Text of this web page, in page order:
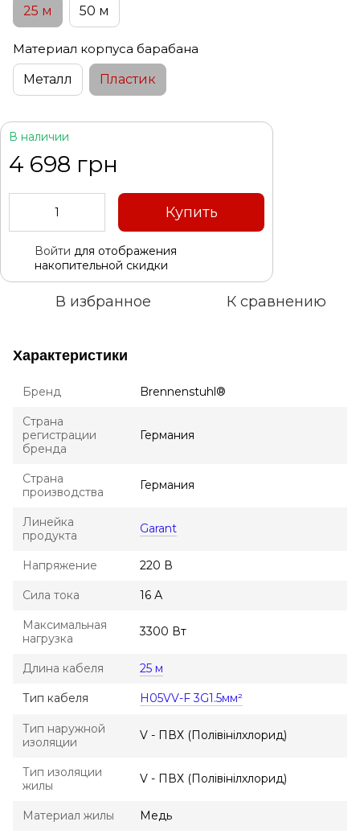
25 м
50 м
Материал корпуса барабана
Металл
Пластик
В наличии
4 698 грн
Купить
Войти для отображения
накопительной скидки
В избранное К сравнению
Характеристики
Бренд Brennenstuhl®
Страна
регистрации
бренда
Германия
Страна
производства
Германия
Линейка
продукта
Garant
Напряжение 220 В
Сила тока 16 А
Максимальная
нагрузка
3300 Вт
Длина кабеля 25 м
Тип кабеля H05VV-F 3G1.5мм²
Тип наружной
изоляции
V - ПВХ (Полівінілхлорид)
Тип изоляции
жилы
V - ПВХ (Полівінілхлорид)
Материал жилы Медь